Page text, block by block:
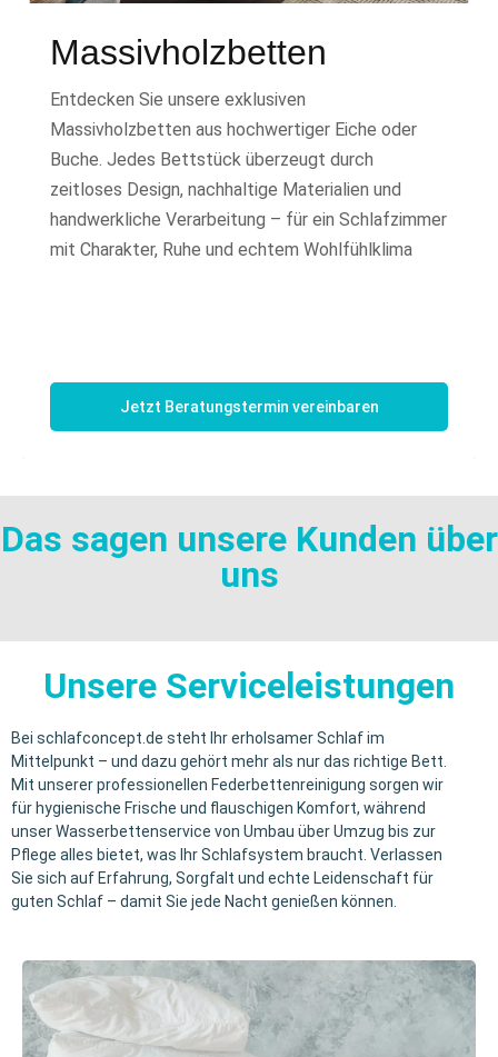
Massivholzbetten
Entdecken Sie unsere exklusiven
Massivholzbetten aus hochwertiger Eiche oder
Buche. Jedes Bettstück überzeugt durch
zeitloses Design, nachhaltige Materialien und
handwerkliche Verarbeitung – für ein Schlafzimmer
mit Charakter, Ruhe und echtem Wohlfühlklima
Jetzt Beratungstermin vereinbaren
Das sagen unsere Kunden über
uns
Unsere Serviceleistungen
Bei schlafconcept.de steht Ihr erholsamer Schlaf im
Mittelpunkt – und dazu gehört mehr als nur das richtige Bett.
Mit unserer professionellen Federbettenreinigung sorgen wir
für hygienische Frische und flauschigen Komfort, während
unser Wasserbettenservice von Umbau über Umzug bis zur
Pflege alles bietet, was Ihr Schlafsystem braucht. Verlassen
Sie sich auf Erfahrung, Sorgfalt und echte Leidenschaft für
guten Schlaf – damit Sie jede Nacht genießen können.